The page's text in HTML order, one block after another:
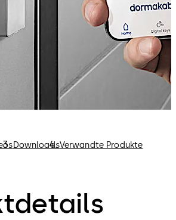
DownloadsVerwandte Produkte